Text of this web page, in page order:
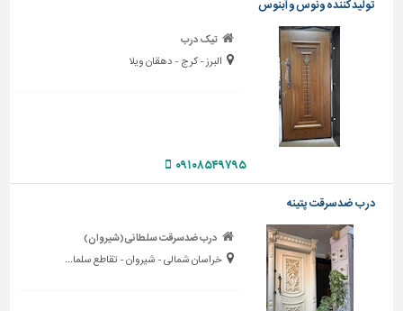
تاسیسات
ساختمان
شهرسازی،
ترافیک
سازه
تولید کننده ونوس و آبنوس
تیک درب
البرز - کرج - دهقان ویلا
۰۹۱۰۸۵۴۹۷۹۵
درب ضدسرقت پتینه
درب ضدسرقت سلطانی(شیروان)
خراسان شمالی - شیروان - تقاطع سلما...